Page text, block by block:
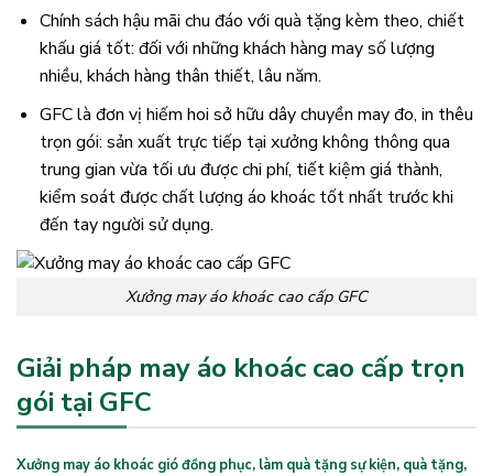
Chính sách hậu mãi chu đáo với quà tặng kèm theo, chiết
khấu giá tốt: đối với những khách hàng may số lượng
nhiều, khách hàng thân thiết, lâu năm.
GFC là đơn vị hiếm hoi sở hữu dây chuyền may đo, in thêu
trọn gói: sản xuất trực tiếp tại xưởng không thông qua
trung gian vừa tối ưu được chi phí, tiết kiệm giá thành,
kiểm soát được chất lượng áo khoác tốt nhất trước khi
đến tay người sử dụng.
Xưởng may áo khoác cao cấp GFC
Giải pháp may áo khoác cao cấp trọn
gói tại GFC
Xưởng may áo khoác gió đồng phục, làm quà tặng sự kiện, quà tặng,